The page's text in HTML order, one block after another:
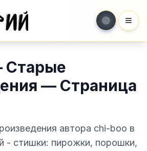
Старые
— Страница
автора chi-boo в
- стишки: пирожки, порошки,